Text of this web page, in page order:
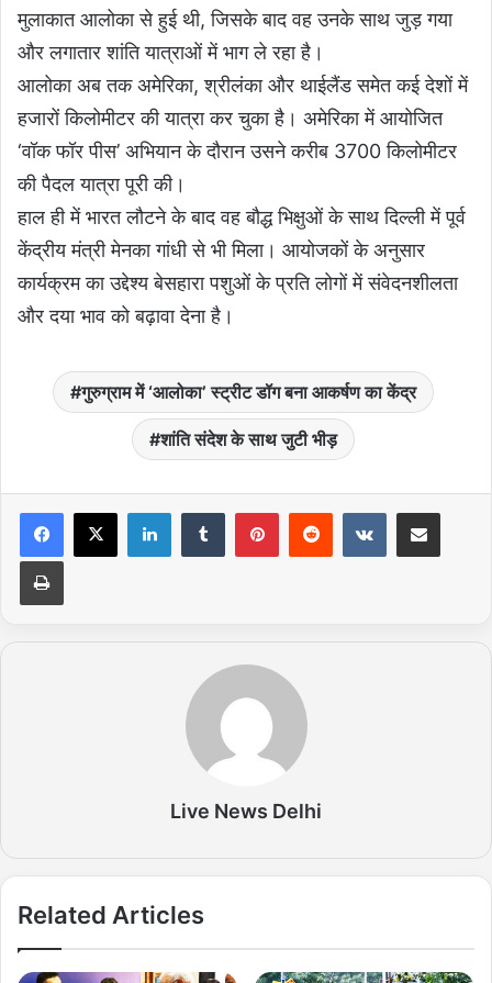
मुलाकात आलोका से हुई थी, जिसके बाद वह उनके साथ जुड़ गया
और लगातार शांति यात्राओं में भाग ले रहा है।
आलोका अब तक अमेरिका, श्रीलंका और थाईलैंड समेत कई देशों में
हजारों किलोमीटर की यात्रा कर चुका है। अमेरिका में आयोजित
‘वॉक फॉर पीस’ अभियान के दौरान उसने करीब 3700 किलोमीटर
की पैदल यात्रा पूरी की।
हाल ही में भारत लौटने के बाद वह बौद्ध भिक्षुओं के साथ दिल्ली में पूर्व
केंद्रीय मंत्री मेनका गांधी से भी मिला। आयोजकों के अनुसार
कार्यक्रम का उद्देश्य बेसहारा पशुओं के प्रति लोगों में संवेदनशीलता
और दया भाव को बढ़ावा देना है।
गुरुग्राम में ‘आलोका’ स्ट्रीट डॉग बना आकर्षण का केंद्र
शांति संदेश के साथ जुटी भीड़
Live News Delhi
Related Articles